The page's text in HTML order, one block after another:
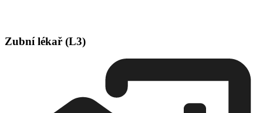
Zubní lékař (L3)